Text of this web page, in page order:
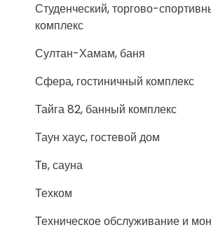
Студенческий, торгово-
комплекс
Султан-Хамам, баня
Сфера, гостиничный комплекс
Тайга 82, банный комплекс
Таун хаус, гостевой дом
Тв, сауна
Техком
Техническое обслуживание и